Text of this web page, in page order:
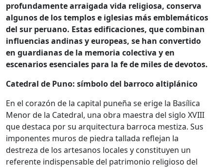
profundamente arraigada vida religiosa, conserva
algunos de los templos e iglesias más emblemáticos
del sur peruano. Estas edificaciones, que combinan
influencias andinas y europeas, se han convertido
en guardianas de la memoria colectiva y en
escenarios esenciales para la fe de miles de devotos.
Catedral de Puno: símbolo del barroco altiplánico
En el corazón de la capital puneña se erige la Basílica
Menor de la Catedral, una obra maestra del siglo XVIII
que destaca por su arquitectura barroca mestiza. Sus
imponentes muros de piedra tallada reflejan la
destreza de los artesanos locales y constituyen un
referente indispensable del patrimonio religioso del